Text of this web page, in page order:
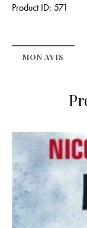
Product ID: 571
MON AVIS